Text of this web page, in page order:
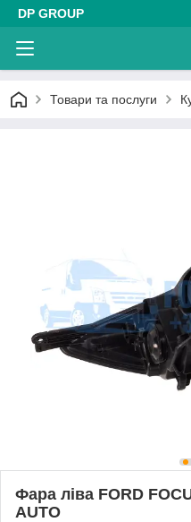
DP GROUP
Товари та послуги
Фара ліва FORD
AUTO